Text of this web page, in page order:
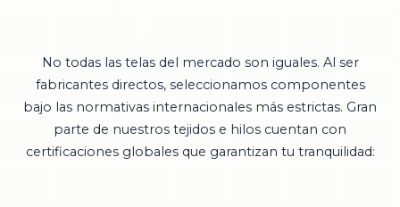
No todas las telas del mercado son iguales. Al ser
fabricantes directos, seleccionamos componentes
bajo las normativas internacionales más estrictas. Gran
parte de nuestros tejidos e hilos cuentan con
certificaciones globales que garantizan tu tranquilidad: